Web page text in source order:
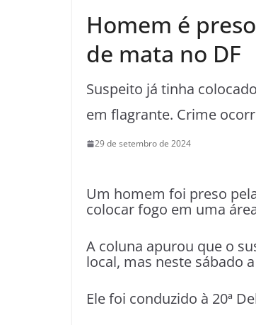
Homem é
de mata no DF
Suspeito já tinha
em flagrante. Crime
29 de setembro de 2024
Um homem foi preso
colocar fogo em uma
A coluna apurou que o
local, mas neste sábado
Ele foi conduzido à 20ª